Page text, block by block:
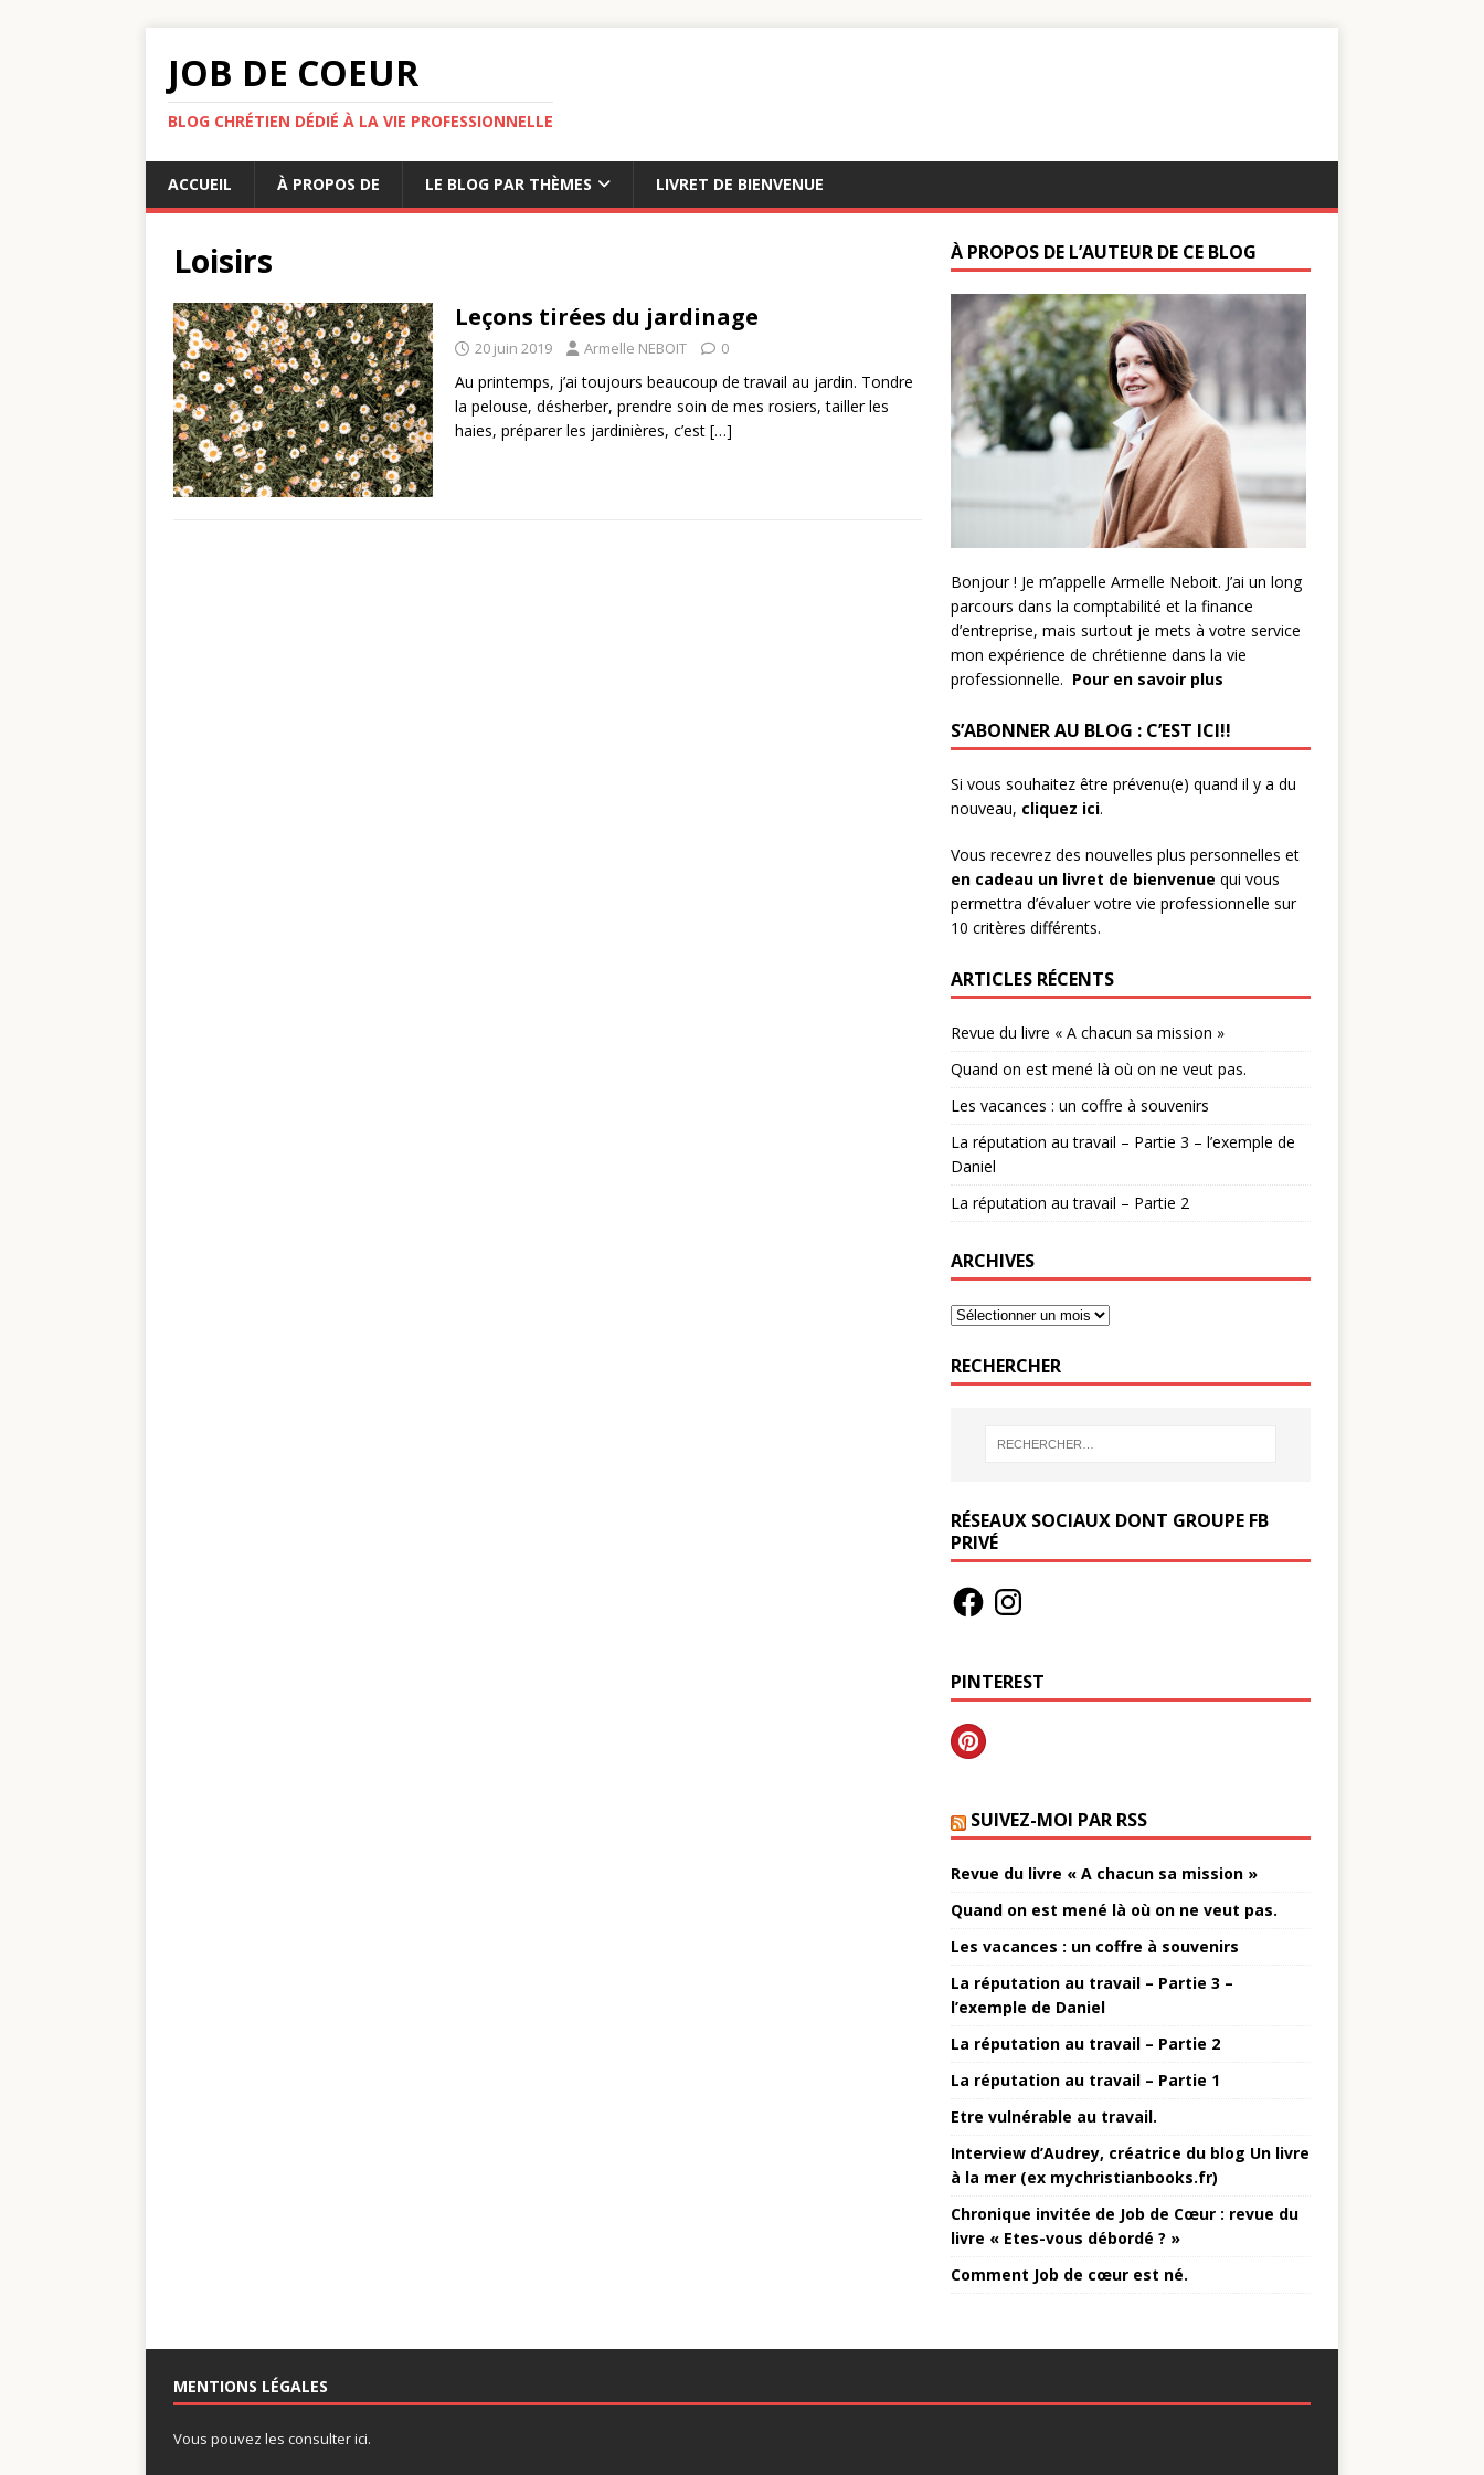
JOB DE COEUR
BLOG CHRÉTIEN DÉDIÉ À LA VIE PROFESSIONNELLE
ACCUEIL À PROPOS DE LE BLOG PAR THÈMES LIVRET DE BIENVENUE
Loisirs
Leçons tirées du jardinage
20 juin 2019 Armelle NEBOIT 0
Au printemps, j’ai toujours beaucoup de travail au jardin. Tondre
la pelouse, désherber, prendre soin de mes rosiers, tailler les
haies, préparer les jardinières, c’est […]
À PROPOS DE L’AUTEUR DE CE BLOG
Bonjour ! Je m’appelle Armelle Neboit. J’ai un long
parcours dans la comptabilité et la finance
d’entreprise, mais surtout je mets à votre service
mon expérience de chrétienne dans la vie
professionnelle. Pour en savoir plus
S’ABONNER AU BLOG : C’EST ICI!!
Si vous souhaitez être prévenu(e) quand il y a du
nouveau, cliquez ici.
Vous recevrez des nouvelles plus personnelles et
en cadeau un livret de bienvenue qui vous
permettra d’évaluer votre vie professionnelle sur
10 critères différents.
ARTICLES RÉCENTS
Revue du livre « A chacun sa mission »
Quand on est mené là où on ne veut pas.
Les vacances : un coffre à souvenirs
La réputation au travail – Partie 3 – l’exemple de
Daniel
La réputation au travail – Partie 2
ARCHIVES
RECHERCHER
RÉSEAUX SOCIAUX DONT GROUPE FB
PRIVÉ
PINTEREST
SUIVEZ-MOI PAR RSS
Revue du livre « A chacun sa mission »
Quand on est mené là où on ne veut pas.
Les vacances : un coffre à souvenirs
La réputation au travail – Partie 3 –
l’exemple de Daniel
La réputation au travail – Partie 2
La réputation au travail – Partie 1
Etre vulnérable au travail.
Interview d’Audrey, créatrice du blog Un livre
à la mer (ex mychristianbooks.fr)
Chronique invitée de Job de Cœur : revue du
livre « Etes-vous débordé ? »
Comment Job de cœur est né.
MENTIONS LÉGALES
Vous pouvez les consulter ici.